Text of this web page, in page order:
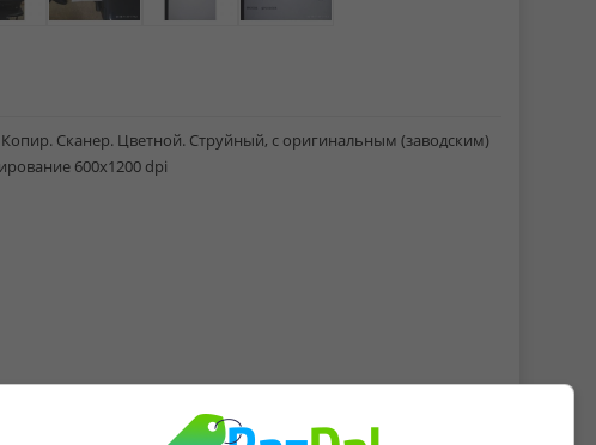
Сканер. Цветной. Струйный, с оригинальным (заводским)
600х1200 dpi